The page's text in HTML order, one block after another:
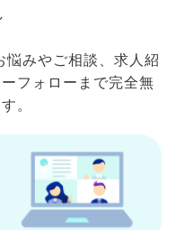
みやご相談、求人紹
フォローまで完全無
。